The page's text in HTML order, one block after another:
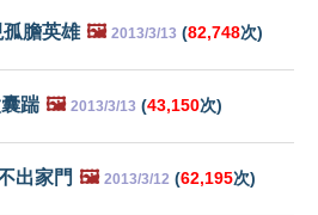
膽英雄 🖼️ 2013/3/13 (82,748次)
踹 🖼️ 2013/3/13 (43,150次)
出家門 🖼️ 2013/3/12 (62,195次)